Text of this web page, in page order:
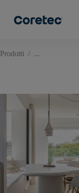
Prodotti /